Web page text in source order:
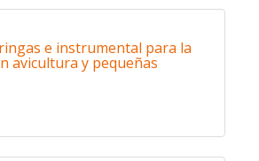
e instrumental para la
avicultura y pequeñas